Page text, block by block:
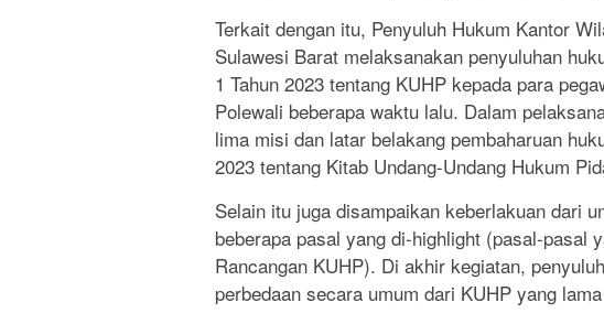
Terkait dengan itu, Penyuluh Hukum Kantor
Sulawesi Barat melaksanakan penyuluhan
1 Tahun 2023 tentang KUHP kepada para
Polewali beberapa waktu lalu. Dalam
lima misi dan latar belakang pembaharuan
2023 tentang Kitab Undang-Undang Hukum
Selain itu juga disampaikan keberlakuan dari
beberapa pasal yang di-highlight (pasal-pasal
Rancangan KUHP). Di akhir kegiatan,
perbedaan secara umum dari KUHP yang